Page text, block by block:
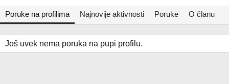
Poruke na profilima Najnovije aktivnosti Poruke O članu
Još uvek nema poruka na pupi profilu.